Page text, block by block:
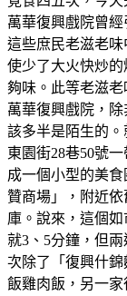
萬華復興戲院曾
這些庶民老滋老
使少了大火快炒
夠味。此等老滋
萬華復興戲院，
該多半是陌生的。
東園街28巷50號
成一個小型的美
贊商場」，附近
庫。說來，這個
就3、5分鐘，但
次除了「復興什
飯雞肉飯，另一